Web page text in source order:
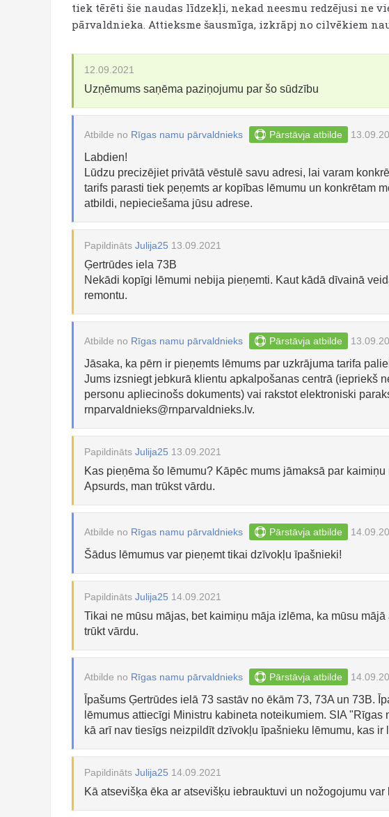
tiek tērēti šie naudas līdzekļi, nekad neesmu redzējusi ne
pārvaldnieka. Attieksme šausmīga, izkrāpj no cilvēkiem
12.09.2021
Uzņēmums saņēma paziņojumu par šo sūdzību
Atbilde no Rīgas namu pārvaldnieks Pārstāvja atbilde
Labdien!
Lūdzu precizējiet privātā vēstulē savu adresi, lai varam
tarifs parasti tiek peņemts ar kopības lēmumu un konkrētam
atbildi, nepieciešama jūsu adrese.
Papildināts Julija25 13.09.2021
Ģertrūdes iela 73B
Nekādi kopīgi lēmumi nebija pieņemti. Kaut kādā dīvainā
remontu.
Atbilde no Rīgas namu pārvaldnieks Pārstāvja atbilde
Jāsaka, ka pērn ir pieņemts lēmums par uzkrājuma tarifa
Jums izsniegt jebkurā klientu apkalpošanas centrā (iepriekš
personu apliecinošs dokuments) vai rakstot elektroniski
rnparvaldnieks@rnparvaldnieks.lv.
Papildināts Julija25 13.09.2021
Kas pieņēma šo lēmumu? Kāpēc mums jāmaksā par
Apsurds, man trūkst vārdu.
Atbilde no Rīgas namu pārvaldnieks Pārstāvja atbilde
Šādus lēmumus var pieņemt tikai dzīvokļu īpašnieki!
Papildināts Julija25 14.09.2021
Tikai ne mūsu mājas, bet kaimiņu māja izlēma, ka mūsu
trūkt vārdu.
Atbilde no Rīgas namu pārvaldnieks Pārstāvja atbilde
Īpašums Ģertrūdes ielā 73 sastāv no ēkām 73, 73A un 73B.
lēmumus attiecīgi Ministru kabineta noteikumiem. SIA
kā arī nav tiesīgs neizpildīt dzīvokļu īpašnieku lēmumu, kas ir
Papildināts Julija25 14.09.2021
Kā atsevišķa ēka ar atsevišķu iebrauktuvi un nožogojumu var